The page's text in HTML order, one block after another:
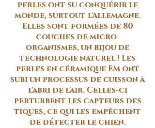
perles ont su conquérir le
monde, surtout l'Allemagne.
Elles sont formées de 80
couches de micro-
organismes, un bijou de
technologie naturel ! Les
perles en céramique EM ont
subi un processus de cuisson à
l'abri de l'air. Celles-ci
perturbent les capteurs des
tiques, ce qui les empêchent
de détecter le chien.